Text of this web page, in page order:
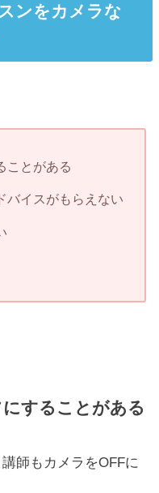
ンをカメラな
ことがある
バイスがもらえない
することがある
師もカメラをOFFに